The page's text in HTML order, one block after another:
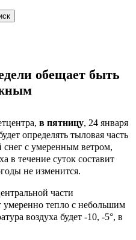
обещает быть
в пятницу, 24 января
определять тыловая часть
с умеренным ветром,
в течение суток составит
не изменится.
части
умеренно тепло с небольшим
воздуха будет -10, -5°, в